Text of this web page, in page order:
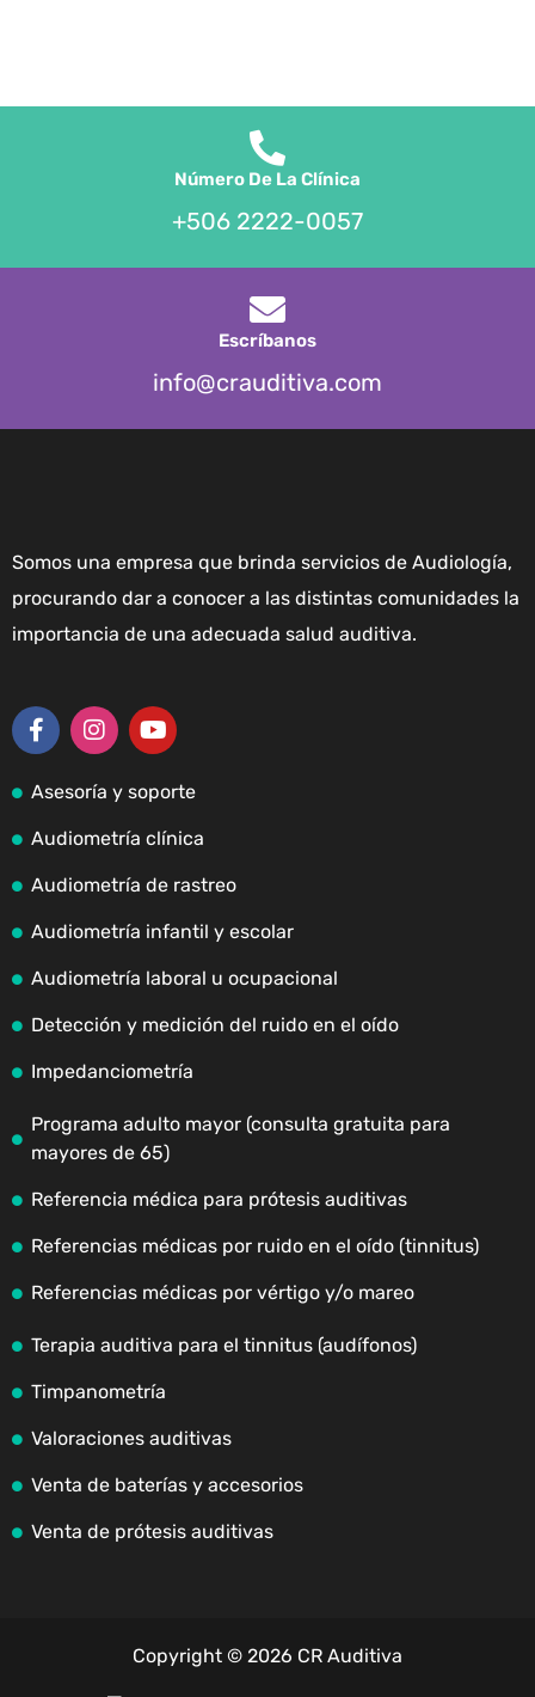
Número De La Clínica
+506 2222-0057
Escríbanos
info@crauditiva.com
Somos una empresa que brinda servicios de Audiología,
procurando dar a conocer a las distintas comunidades la
importancia de una adecuada salud auditiva.
Asesoría y soporte
Audiometría clínica
Audiometría de rastreo
Audiometría infantil y escolar
Audiometría laboral u ocupacional
Detección y medición del ruido en el oído
Impedanciometría
Programa adulto mayor (consulta gratuita para
mayores de 65)
Referencia médica para prótesis auditivas
Referencias médicas por ruido en el oído (tinnitus)
Referencias médicas por vértigo y/o mareo
Terapia auditiva para el tinnitus (audífonos)
Timpanometría
Valoraciones auditivas
Venta de baterías y accesorios
Venta de prótesis auditivas
Copyright © 2026 CR Auditiva